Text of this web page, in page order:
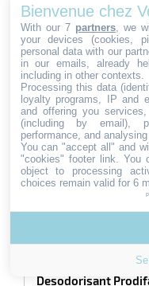
HT
Cartouche de recharge
dispersion fine et sèche
1 En stock
Desodorisant
Bienvenue chez
With our 7 partners , we
your devices (cookies,
personal data with our
in our emails, already
including in other contexts.
Processing this data
loyalty programs, IP and
and offering you
(including by email),
performance, and analysing
You can "accept all" and
"cookies" footer link . You
object to processing
choices remain valid for 6